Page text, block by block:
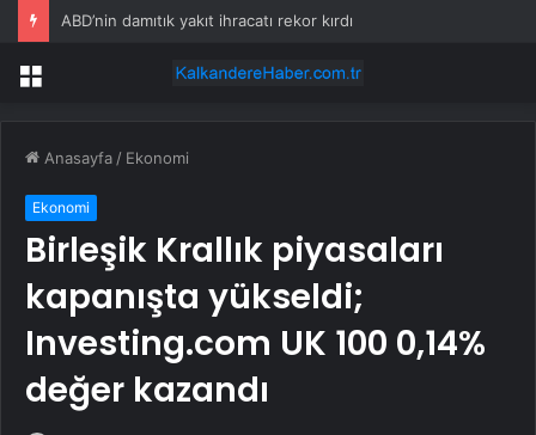
ABD’nin damıtık yakıt ihracatı rekor kırdı
Menü
Anasayfa / Ekonomi
Ekonomi
Birleşik Krallık piyasaları
kapanışta yükseldi;
Investing.com UK 100 0,14%
değer kazandı